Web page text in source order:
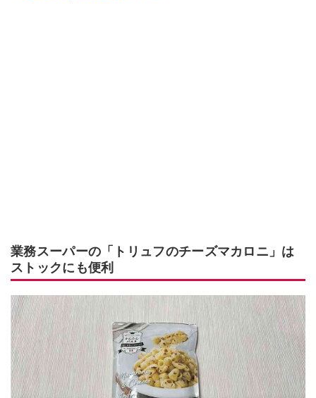
業務スーパーの「トリュフのチーズマカロニ」は
ストックにも便利